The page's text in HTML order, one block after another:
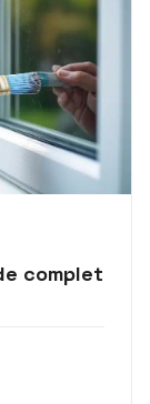
complet